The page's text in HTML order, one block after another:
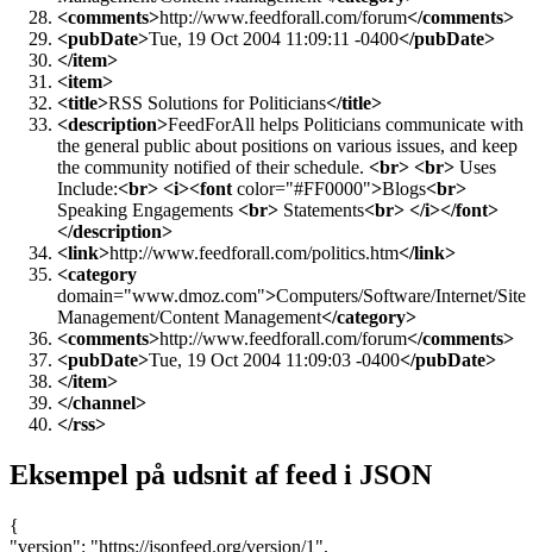
<category
domain="www.dmoz.com">Computers/Software/Internet/Site
Management/Content Management</category>
<comments>
<pubDate>
Tue, 19 Oct 2004 11:09:11 -0400
</item>
<item>
<title>RSS Solutions for Politicians</title>
<description> FeedForAll helps Politicians communicate with
the general public about positions on various issues, and keep
the community notified of their schedule.<br> <br>Uses
Include:<br> <i><font Blogs
Speaking Engagements<br>Statements<br> </i></font>
</description>
<link>http://www.feedforall.com/politics.htm</link>
<category
domain="www.dmoz.com">Computers/Software/Internet/Site
Management/Content Management</category>
<comments>
<pubDate>
</item>
</rss>
Eksempel på udsnit af feed i JSON